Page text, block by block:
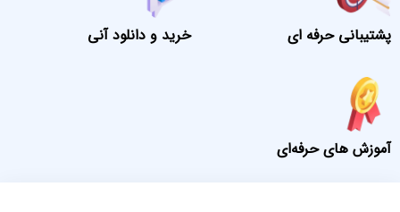
پشتیبانی حرفه ای خرید و دانلود آنی
آموزش های حرفه‌ای